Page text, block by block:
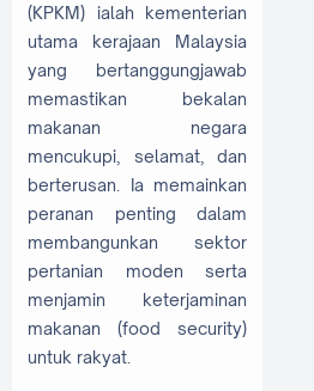
(KPKM) ialah kementerian
utama kerajaan Malaysia
yang bertanggungjawab
memastikan bekalan
makanan negara
mencukupi, selamat, dan
berterusan. Ia memainkan
peranan penting dalam
membangunkan sektor
pertanian moden serta
menjamin keterjaminan
makanan (food security)
untuk rakyat.